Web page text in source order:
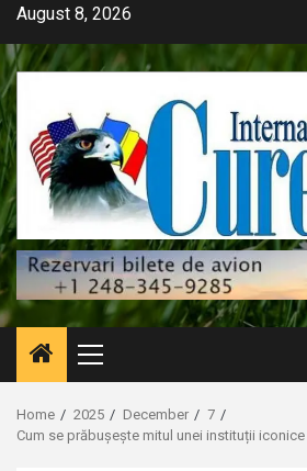
Skip
content
August 8, 2026
Primary
Menu
Home 2025 December
7
Cum se prăbușește mitul unei instituții iconice